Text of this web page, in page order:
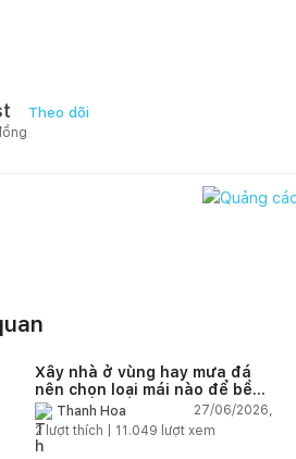
Theo dõi
Xây nhà ở vùng hay mưa đá
nên chọn loại mái nào để bền
và an toàn?
Thanh Hoa
27/06/2026,
2 lượt thích | 11.049 lượt xem